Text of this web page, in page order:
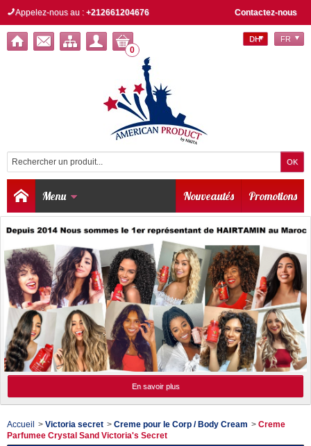
Contactez-nous
Appelez-nous au : +212661204676
0
DH FR
Menu Promotions
Nouveautés
En savoir plus
Accueil > Victoria secret > Creme pour le Corp / Body Cream > Creme
Parfumee Crystal Sand Victoria's Secret